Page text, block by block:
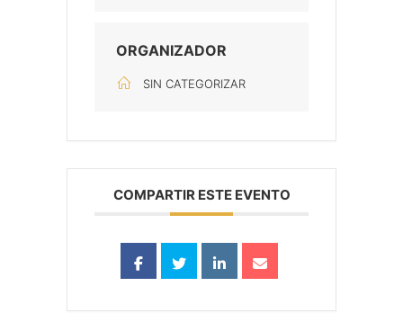
ORGANIZADOR
SIN CATEGORIZAR
COMPARTIR ESTE EVENTO